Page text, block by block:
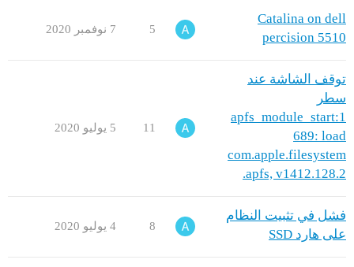
Catalina on dell
percision 5510
5 7 نوفمبر 2020
توقف الشاشة عند
سطر
apfs_module_start:1
689: load
com.apple.filesystem
.apfs, v1412.128.2
11 5 يوليو 2020
فشل في تثبيت النظام
على هارد SSD
8 4 يوليو 2020